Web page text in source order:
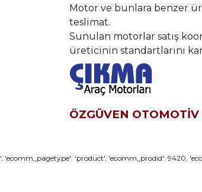
Motor ve bunlara benzer
teslimat.
Sunulan motorlar satış
üreticinin standartlarını
ÖZGÜVEN
Bu ürünün fiyat bilgisi, resim,
', 'ecomm_pagetype': 'product', 'ecomm_prodid': 9420,